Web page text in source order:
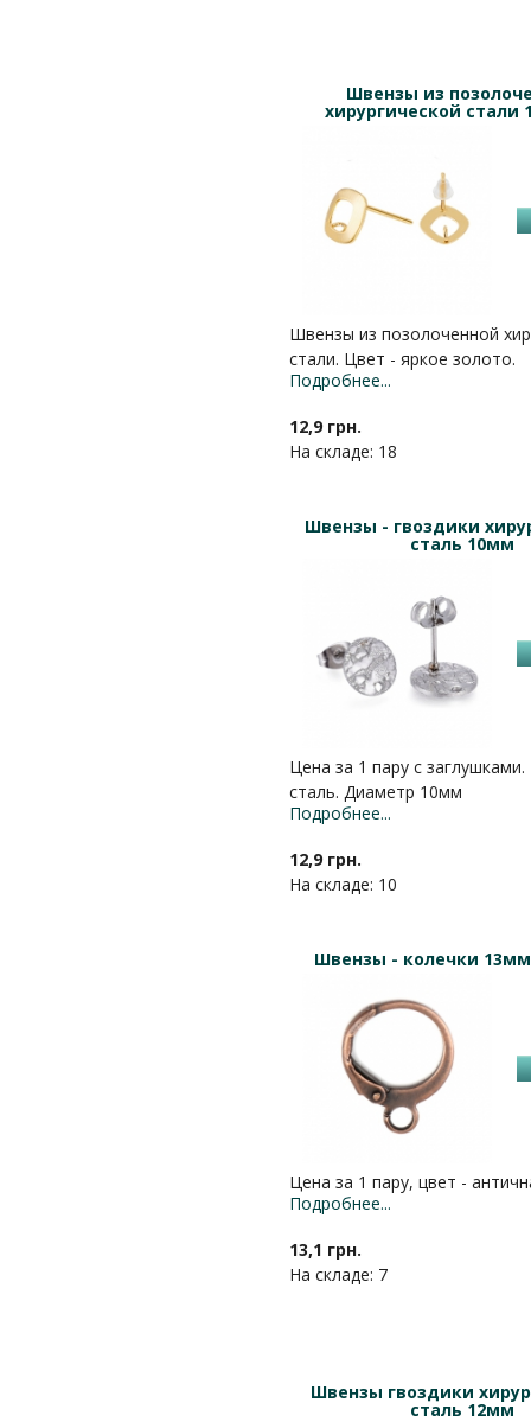
Швензы из
хирургической стали
Швензы из позолоченной
стали. Цвет - яркое золото.
Подробнее...
12,9 грн.
На складе: 18
Швензы - гвоздики
сталь 10мм
Цена за 1 пару с
сталь. Диаметр 10мм
Подробнее...
12,9 грн.
На складе: 10
Швензы - колечки
Цена за 1 пару, цвет -
Подробнее...
13,1 грн.
На складе: 7
Швензы гвоздики
сталь 12мм